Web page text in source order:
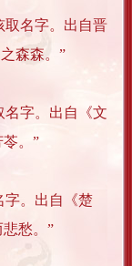
名字。出自晋
森森。”
字。出自《文
。”
。出自《楚
愁。”